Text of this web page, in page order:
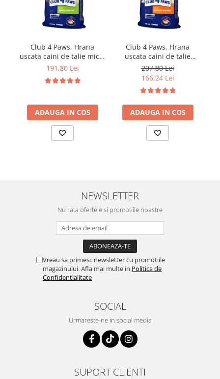
Club 4 Paws, Hrana
uscata caini de talie mica,
pui, 14kg
191,80 Lei
ADAUGA IN COS
Club 4 Paws, Hrana
uscata caini de talie
medie, pui, 14kg
207,80 Lei
166,24 Lei
ADAUGA IN COS
NEWSLETTER
Nu rata ofertele si promotiile noastre
Vreau sa primesc newsletter cu promotiile
magazinului. Afla mai multe in Politica de
Confidentialitate
SOCIAL
Urmareste-ne in social media
SUPORT CLIENTI